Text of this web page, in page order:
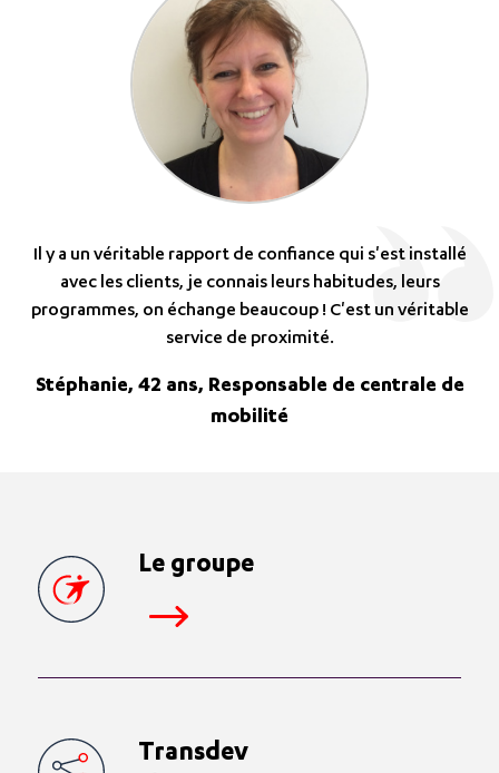
Il y a un véritable rapport de confiance qui s'est installé
avec les clients, je connais leurs habitudes, leurs
programmes, on échange beaucoup ! C'est un véritable
service de proximité.
Stéphanie, 42 ans, Responsable de centrale de
mobilité
Le groupe
Transdev